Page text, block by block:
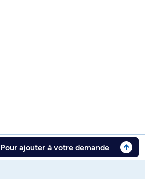
Pour ajouter à votre demande